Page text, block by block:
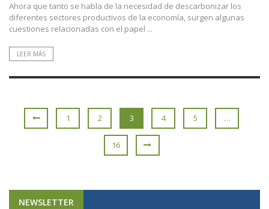
Ahora que tanto se habla de la necesidad de descarbonizar los
diferentes sectores productivos de la economía, surgen algunas
cuestiones relacionadas con el papel ...
LEER MÁS
1 2 3 4 5 …
16
NEWSLETTER